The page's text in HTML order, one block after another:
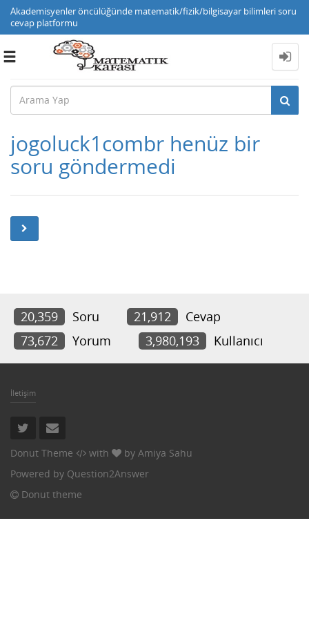
Akademisyenler öncülüğünde matematik/fizik/bilgisayar bilimleri soru
cevap platformu
Toggle
jogoluck1combr henüz bir
soru göndermedi
20,359 Soru 21,912
Cevap
73,672
Yorum 3,980,193 Kullanıcı
İletişim
Donut Theme with by Amiya Sahu
Powered by Question2Answer
Donut theme